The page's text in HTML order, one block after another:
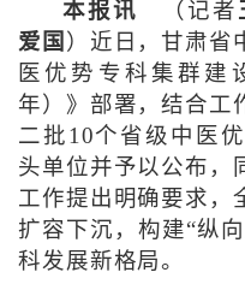
本报讯 （记者
爱国 ）近日，甘肃省
医优势专科集群建
年）》部署，结合工
二批10个省级中医
头单位并予以公布，
工作提出明确要求，
扩容下沉，构建“纵
科发展新格局。